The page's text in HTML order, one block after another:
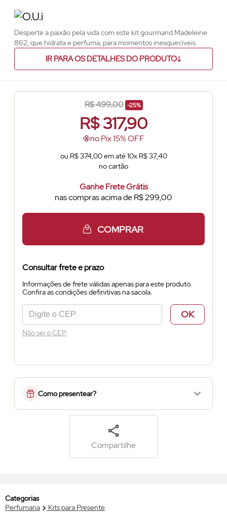
Desperte a paixão pela vida com este kit gourmand Madeleine
862, que hidrata e perfuma, para momentos inesquecíveis.
IR PARA OS DETALHES DO PRODUTO
R$ 499,00 -25%
R$317,90
no Pix 15% OFF
ou R$ 374,00 em até 10x R$ 37,40
no cartão
Ganhe Frete Grátis
nas compras acima de R$ 299,00
COMPRAR
Consultar frete e prazo
Informações de frete válidas apenas para este produto.
Confira as condições definitivas na sacola.
OK
Não sei o CEP
Como presentear?
Compartilhe
Categorias
Perfumaria
Kits para Presente